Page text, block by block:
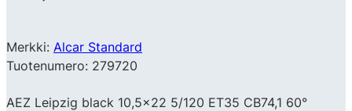
Merkki: Alcar Standard
Tuotenumero: 279720
AEZ Leipzig black 10,5×22 5/120 ET35 CB74,1 60°